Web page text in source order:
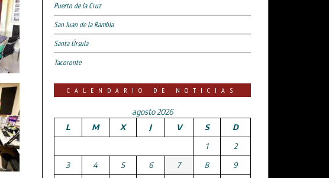
Puerto de la Cruz
San Juan de la Rambla
Santa Úrsula
Tacoronte
CALENDARIO DE NOTICIAS
agosto 2026
L
M X J V S
D
1
2
3
4 5 6 7 8
9